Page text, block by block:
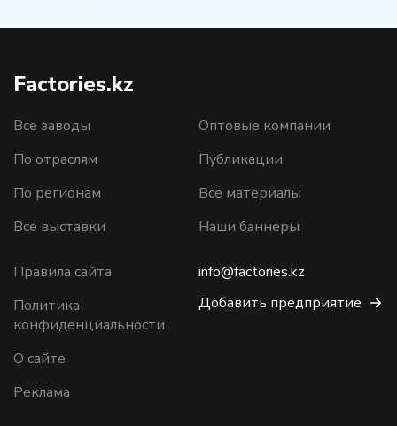
Factories.kz
Все заводы
По отраслям
По регионам
Все выставки
Оптовые компании
Публикации
Все материалы
Наши баннеры
Правила сайта
Политика
конфиденциальности
О сайте
Реклама
info@factories.kz
Добавить предприятие